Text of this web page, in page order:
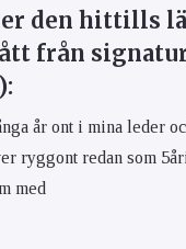
den hittills
från
år ont i mina leder
ryggont redan som
med